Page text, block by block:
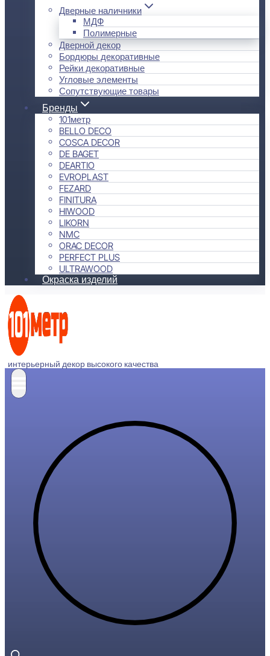
Дверные наличники
МДФ
Полимерные
Дверной декор
Бордюры декоративные
Рейки декоративные
Угловые элементы
Сопутствующие товары
Бренды
101метр
BELLO DECO
COSCA DECOR
DE BAGET
DEARTIO
EVROPLAST
FEZARD
FINITURA
HIWOOD
LIKORN
NMC
ORAC DECOR
PERFECT PLUS
ULTRAWOOD
Окраска изделий
интерьерный декор высокого качества